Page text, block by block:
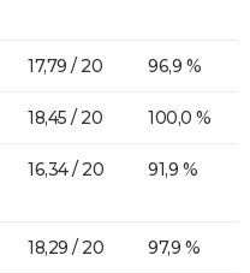
17,79 / 20 96,9 %
18,45 / 20 100,0 %
16,34 / 20 91,9 %
18,29 / 20 97,9 %